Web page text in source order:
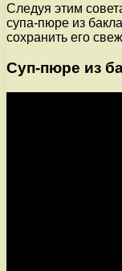
Следуя этим
супа-пюре из
сохранить его
Суп-пюре из